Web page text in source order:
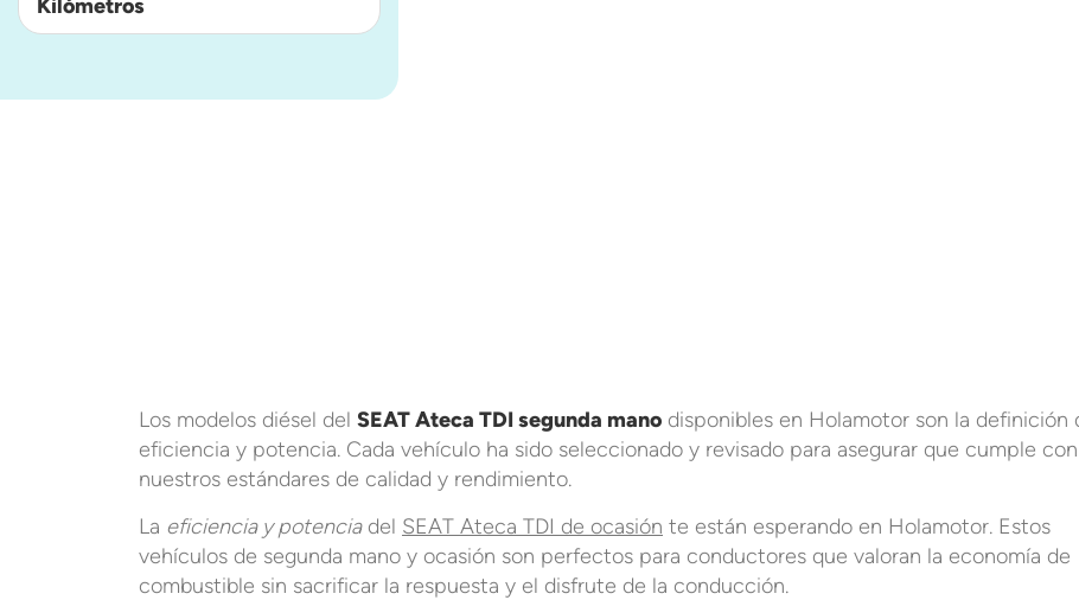
Kilómetros
Los modelos diésel del SEAT Ateca TDI segunda mano disponibles en Holamotor son la definición
eficiencia y potencia. Cada vehículo ha sido seleccionado y revisado para asegurar que cumple con
nuestros estándares de calidad y rendimiento.
La eficiencia y potenciadel SEAT Ateca TDI de ocasión te están esperando en Holamotor. Estos
vehículos de segunda mano y ocasión son perfectos para conductores que valoran la economía de
combustible sin sacrificar la respuesta y el disfrute de la conducción.